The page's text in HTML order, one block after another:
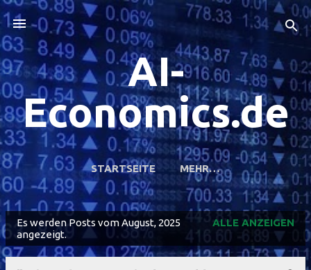
Direkt zum Hauptbereich
AI-
Economics.de
STARTSEITE MEHR…
P
o
Es werden Posts vom August, 2025
angezeigt.
ALLE ANZEIGEN